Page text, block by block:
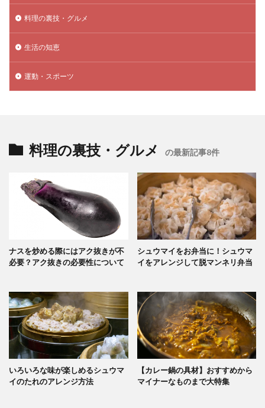
料理の裏技・グルメ
生活の知恵
運動・スポーツ
料理の裏技・グルメ の最新記事8件
ナスを炒める際にはアク抜きが不
必要？アク抜きの必要性について
シュウマイをお弁当に！シュウマ
イをアレンジして脱マンネリ弁当
いろいろな味が楽しめるシュウマ
イのたれのアレンジ方法
【カレー鍋の具材】おすすめから
マイナーなものまで大特集